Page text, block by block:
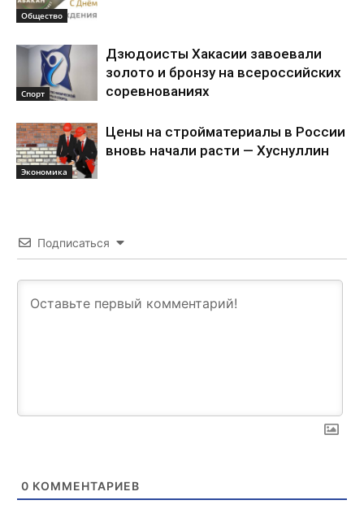
Общество
Спорт
Дзюдоисты Хакасии завоевали
золото и бронзу на всероссийских
соревнованиях
Экономика
Цены на стройматериалы в России
вновь начали расти — Хуснуллин
Подписаться
0 КОММЕНТАРИЕВ